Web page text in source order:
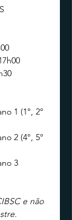
1 (1°, 2°
2 (4°, 5°
3
e não